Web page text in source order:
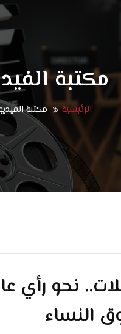
مكتبة
الرئيسية مكتبة
نحو رأي
النساء